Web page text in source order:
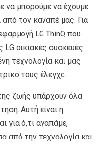
να μπορούμε να έχουμε
τον καναπέ μας. Για
LG ThinQ που
LG οικιακές συσκευές
τεχνολογία και μας
τους έλεγχο.
ζωής υπάρχουν όλα
Αυτή είναι η
για ό,τι αγαπάμε,
από την τεχνολογία και